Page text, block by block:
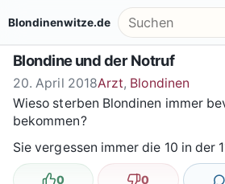
Blondinenwitze.de Suche nach:
Blondine und der Notruf
20. April 2018Arzt, Blondinen
Wieso sterben Blondinen immer
bekommen?
Sie vergessen immer die 10 in der
0 0